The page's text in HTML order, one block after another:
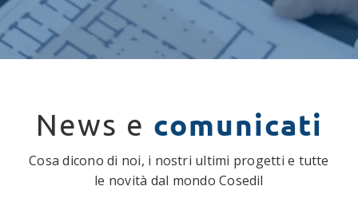
News e comunicati
Cosa dicono di noi, i nostri ultimi progetti e tutte
le novità dal mondo Cosedil